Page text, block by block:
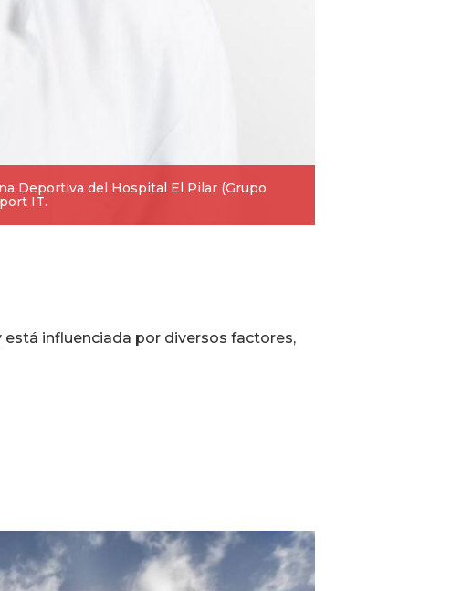
Deportiva del Hospital El Pilar (Grupo
IT.
influenciada por diversos factores,